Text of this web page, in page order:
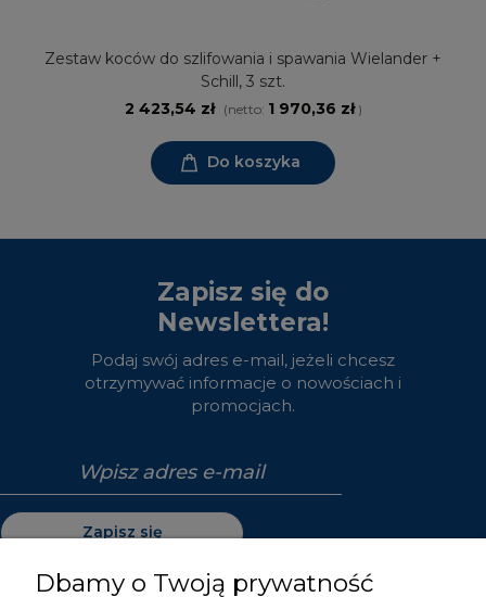
Zestaw koców do szlifowania i spawania Wielander +
Schill, 3 szt.
2 423,54 zł
(netto: 1 970,36 zł)
Do koszyka
Zapisz się do
Newslettera!
Podaj swój adres e-mail, jeżeli chcesz
otrzymywać informacje o nowościach i
promocjach.
Zapisz się
Dbamy o Twoją prywatność